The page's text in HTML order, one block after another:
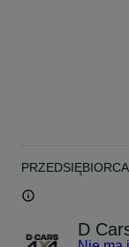
PRZEDSIĘBIORCA
D